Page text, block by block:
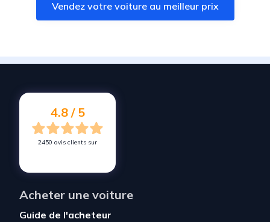
Vendez votre voiture àVillecresnes
Vendez votre voiture à
Vendez votre voiture au meilleur prix
4.8 / 5
2450 avis clients sur
Acheter une voiture
Guide de l'acheteur